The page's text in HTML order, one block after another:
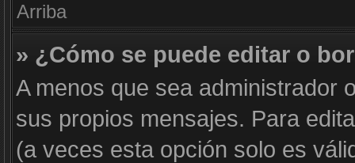
Arriba
» ¿Cómo se puede editar o
A menos que sea administrador
sus propios mensajes. Para
(a veces esta opción solo es